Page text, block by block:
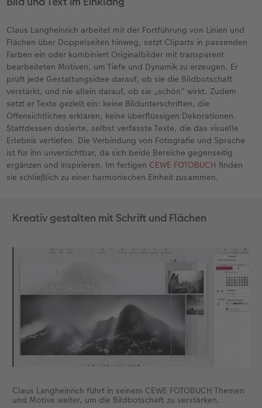
Claus Langheinrich arbeitet mit der Fortführung von Linien und
Flächen über Doppelseiten hinweg, setzt Cliparts in passenden
Farben ein oder kombiniert Originalbilder mit transparent
bearbeiteten Motiven, um Tiefe und Dynamik zu erzeugen. Er
prüft jede Gestaltungsidee darauf, ob sie die Bildbotschaft
verstärkt, und nie allein darauf, ob sie „schön“ wirkt. Zudem
setzt er Texte gezielt ein: keine Bildunterschriften, die
Offensichtliches erklären, keine überflüssigen Dekorationen.
Stattdessen dosierte, selbst verfasste Texte, die das visuelle
Erlebnis vertiefen. Die Verbindung von Fotografie und Sprache
ist für ihn unverzichtbar, da sich beide Bereiche gegenseitig
ergänzen und inspirieren. Im fertigen CEWE FOTOBUCH finden
sie schließlich zu einer harmonischen Einheit zusammen.
Kreativ gestalten mit Schrift und Flächen
Claus Langheinrich führt in seinem CEWE FOTOBUCH Themen
und Motive weiter, um die Bildbotschaft zu verstärken.